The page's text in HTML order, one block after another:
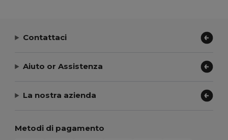
Contattaci
Aiuto or Assistenza
La nostra azienda
Metodi di pagamento